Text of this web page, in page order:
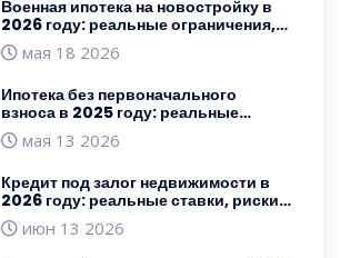
Военная ипотека на новостройку в
2026 году: реальные ограничения,
скрытые риски и лайфхаки для
заемщиков
мая 18 2026
Ипотека без первоначального
взноса в 2025 году: реальные
условия, ставки и подводные камни
мая 13 2026
Кредит под залог недвижимости в
2026 году: реальные ставки, риски и
пошаговая инструкция
июн 13 2026